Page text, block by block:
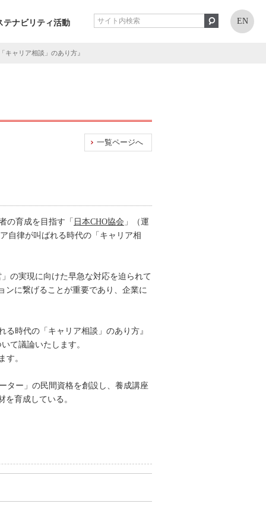
テナビリティ活動 EN
キャリア相談」のあり方』
一覧ページへ
の育成を目指す「 日本CHO協会 」（運
自律が叫ばれる時代の「キャリア相
の実現に向けた早急な対応を迫られて
ンに繋げることが重要であり、企業に
時代の「キャリア相談」のあり方』
て議論いたします。
す。
ター」の民間資格を創設し、養成講座
育成している。